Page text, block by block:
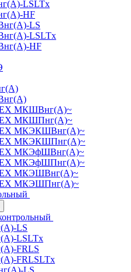
LSLTx
HF
LS
LSLTx
HF
МКШВнг(А)~
МКШПнг(А)~
МКЭКШВнг(А)~
МКЭКШПнг(А)~
МКЭфШВнг(А)~
МКЭфШПнг(А)~
МКЭШВнг(А)~
МКЭШПнг(А)~
LS
LSLTx
FRLS
FRLSLTx
LS